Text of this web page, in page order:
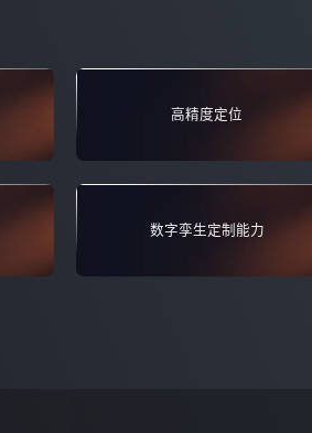
高精度定位
数字孪生定制能力